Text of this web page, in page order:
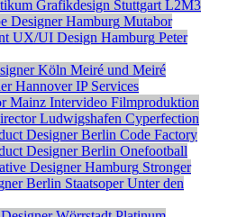
Grafikdesign Stuttgart L2M3
Designer Hamburg Mutabor
UX/UI Design Hamburg Peter
Köln Meiré und Meiré
Hannover IP Services
Mainz Intervideo Filmproduktion
Ludwigshafen Cyperfection
Designer Berlin Code Factory
Designer Berlin Onefootball
Designer Hamburg Stronger
Berlin Staatsoper Unter den